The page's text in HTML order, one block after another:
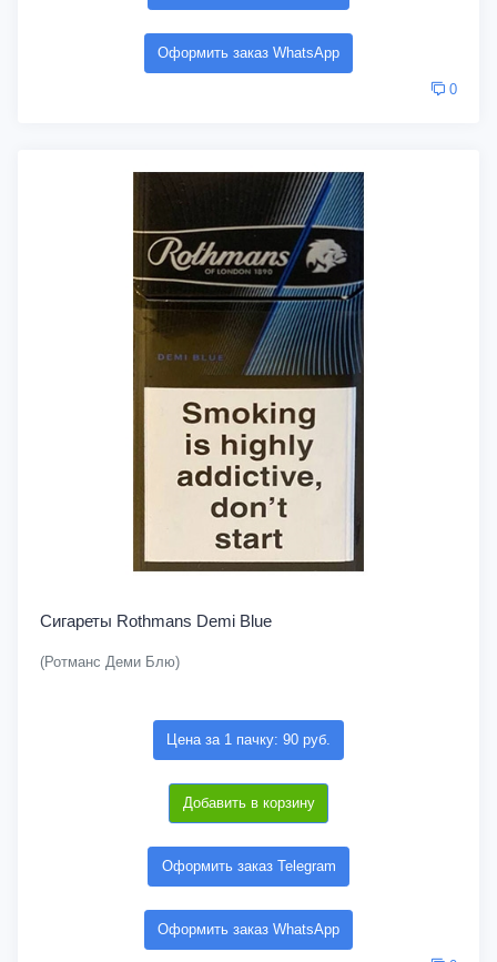
Оформить заказ WhatsApp
0
Сигареты Rothmans Demi Blue
(Ротманс Деми Блю)
Цена за 1 пачку: 90 руб.
Добавить в корзину
Оформить заказ Telegram
Оформить заказ WhatsApp